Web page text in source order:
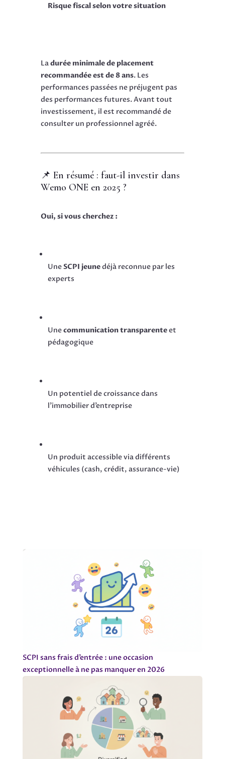
Risque fiscal selon votre situation
Ladurée minimale de placement
recommandée est de 8 ans. Les
performances passées ne préjugent pas
des performances futures. Avant tout
investissement, il est recommandé de
consulter un professionnel agréé.
📌 En résumé : faut-il investir dans
Wemo ONE en 2025 ?
Oui, si vous cherchez :
UneSCPI jeunedéjà reconnue par les
experts
Unecommunication transparenteet
pédagogique
Un potentiel de croissance dans
l’immobilier d’entreprise
Un produit accessible via différents
véhicules (cash, crédit, assurance-vie)
SCPI sans frais d’entrée : une occasion
exceptionnelle à ne pas manquer en 2026